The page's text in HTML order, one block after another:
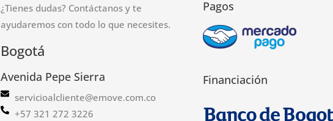
¿Tienes dudas? Contáctanos y te
ayudaremos con todo lo que necesites.
Bogotá
Avenida Pepe Sierra
servicioalcliente@emove.com.co
+57 321 272 3226
Pagos
Financiación